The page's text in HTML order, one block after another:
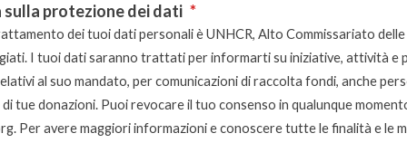
protezione dei dati *
dei tuoi dati personali è UNHCR, Alto Commissariato
I tuoi dati saranno trattati per informarti su iniziative, attività e
al suo mandato, per comunicazioni di raccolta fondi, anche
tue donazioni. Puoi revocare il tuo consenso in qualunque
. Per avere maggiori informazioni e conoscere tutte le finalità e le